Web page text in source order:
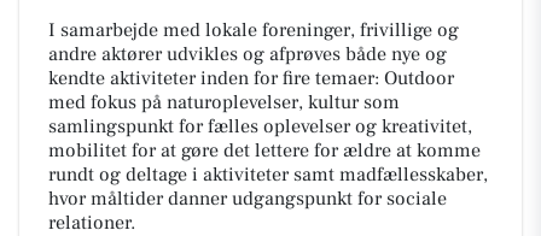
I samarbejde med lokale foreninger, frivillige og
andre aktører udvikles og afprøves både nye og
kendte aktiviteter inden for fire temaer: Outdoor
med fokus på naturoplevelser, kultur som
samlingspunkt for fælles oplevelser og kreativitet,
mobilitet for at gøre det lettere for ældre at komme
rundt og deltage i aktiviteter samt madfællesskaber,
hvor måltider danner udgangspunkt for sociale
relationer.